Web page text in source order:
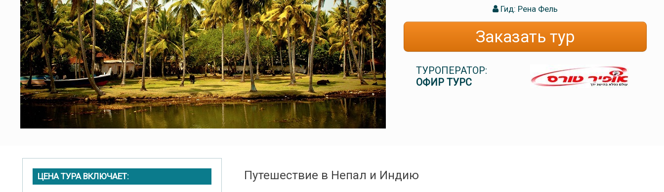
Гид: Рена Фель
Заказать тур
ТУРОПЕРАТОР:
ОФИР ТУРС
ЦЕНА ТУРА ВКЛЮЧАЕТ: Путешествие в Непал и Индию